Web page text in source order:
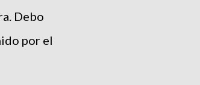
Debo
por el